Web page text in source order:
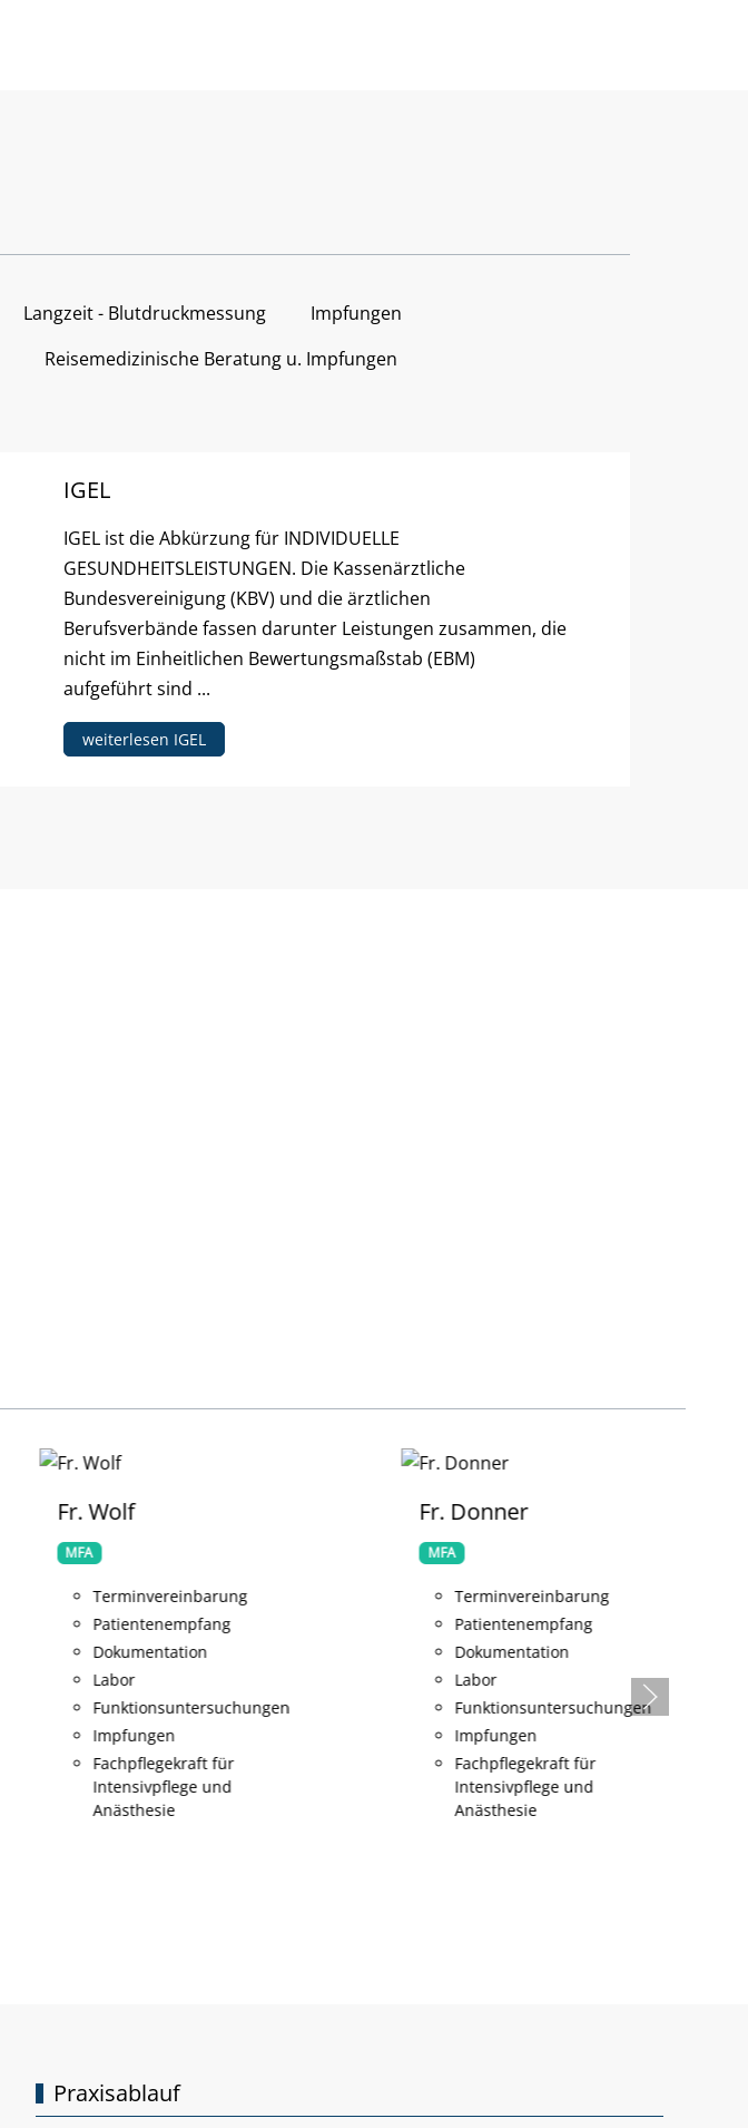
Langzeit - Blutdruckmessung
Impfungen
Reisemedizinische Beratung u. Impfungen
IGEL
IGEL ist die Abkürzung für INDIVIDUELLE
GESUNDHEITSLEISTUNGEN. Die Kassenärztliche
Bundesvereinigung (KBV) und die ärztlichen
Berufsverbände fassen darunter Leistungen zusammen, die
nicht im Einheitlichen Bewertungsmaßstab (EBM)
aufgeführt sind ...
weiterlesen IGEL
Fr. Wolf
MFA
Terminvereinbarung
Patientenempfang
Dokumentation
Labor
Funktionsuntersuchungen
Impfungen
Fachpflegekraft für
Intensivpflege und
Anästhesie
Fr. Donner
MFA
Terminvereinbarung
Patientenempfang
Dokumentation
Labor
Funktionsuntersuchungen
Impfungen
Fachpflegekraft für
Intensivpflege und
Anästhesie
Praxisablauf